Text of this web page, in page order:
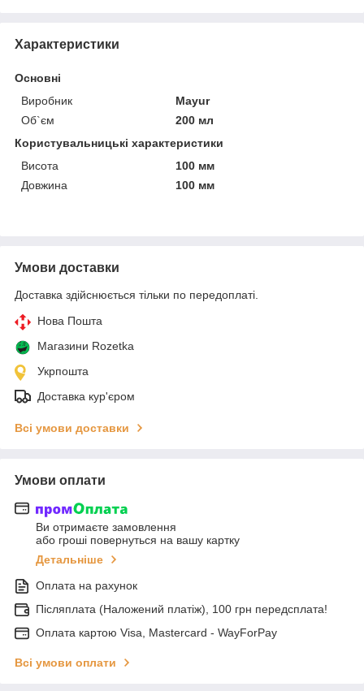
Характеристики
Основні
Виробник
Mayur
Об`єм
200 мл
Користувальницькі характеристики
Висота
100 мм
Довжина
100 мм
Умови доставки
Доставка здійснюється тільки по передоплаті.
Нова Пошта
Магазини Rozetka
Укрпошта
Доставка кур'єром
Всі умови доставки
Умови оплати
Ви отримаєте замовлення
або гроші повернуться на вашу картку
Детальніше
Оплата на рахунок
Післяплата (Наложений платіж), 100 грн передсплата!
Оплата картою Visa, Mastercard - WayForPay
Всі умови оплати